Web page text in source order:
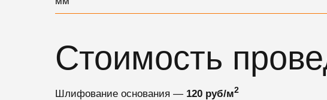
Стоимость
Шлифование основания — 120 руб/м2